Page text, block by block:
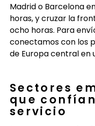
Madrid o Barcelona
horas, y cruzar la
ocho horas. Para
conectamos con los
de Europa central en
Sectores
que
servicio